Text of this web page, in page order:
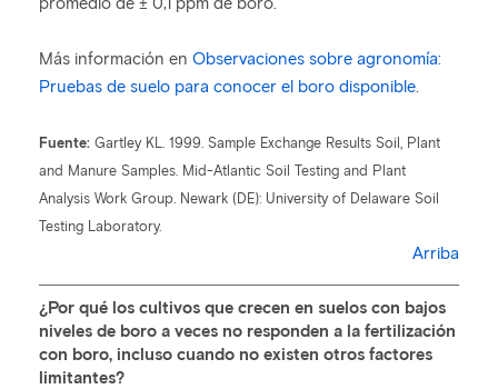
Más información en Observaciones sobre agronomía:
Pruebas de suelo para conocer el boro disponible.
Fuente: Gartley KL. 1999. Sample Exchange Results Soil, Plant
and Manure Samples. Mid-Atlantic Soil Testing and Plant
Analysis Work Group. Newark (DE): University of Delaware Soil
Testing Laboratory.
Arriba
¿Por qué los cultivos que crecen en suelos con bajos
niveles de boro a veces no responden a la fertilización
con boro, incluso cuando no existen otros factores
limitantes?